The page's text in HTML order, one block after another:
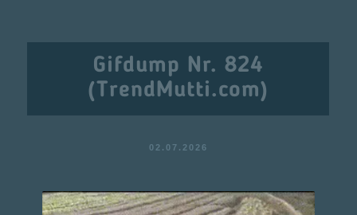
Gifdump Nr. 824
(TrendMutti.com)
02.07.2026